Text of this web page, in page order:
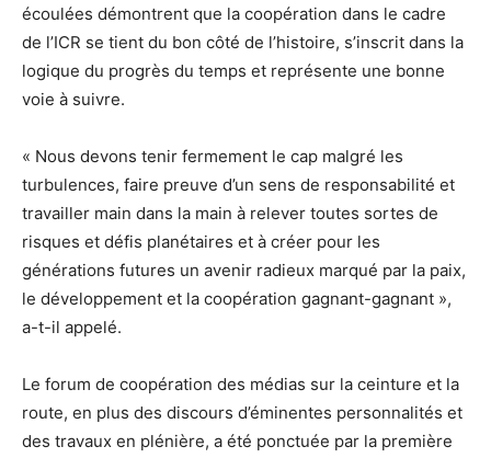
écoulées démontrent que la coopération dans le cadre
de l’ICR se tient du bon côté de l’histoire, s’inscrit dans la
logique du progrès du temps et représente une bonne
voie à suivre.
« Nous devons tenir fermement le cap malgré les
turbulences, faire preuve d’un sens de responsabilité et
travailler main dans la main à relever toutes sortes de
risques et défis planétaires et à créer pour les
générations futures un avenir radieux marqué par la paix,
le développement et la coopération gagnant-gagnant »,
a-t-il appelé.
Le forum de coopération des médias sur la ceinture et la
route, en plus des discours d’éminentes personnalités et
des travaux en plénière, a été ponctuée par la première